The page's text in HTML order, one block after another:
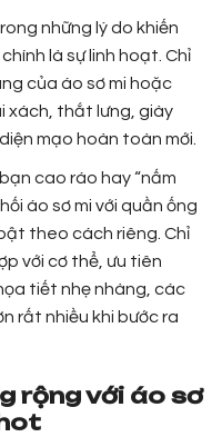
những lý do khiến
là sự linh hoạt. Chỉ
của áo sơ mi hoặc
xách, thắt lưng, giày
mạo hoàn toàn mới.
cao ráo hay “nấm
áo sơ mi với quần ống
theo cách riêng. Chỉ
với cơ thể, ưu tiên
tiết nhẹ nhàng, các
rất nhiều khi bước ra
rộng với áo sơ